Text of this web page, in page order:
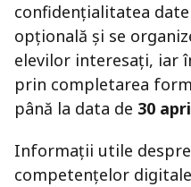
confidențialitatea
opțională și se
elevilor interesați, iar
prin completarea
până la data de 30
Informații utile
competențelor